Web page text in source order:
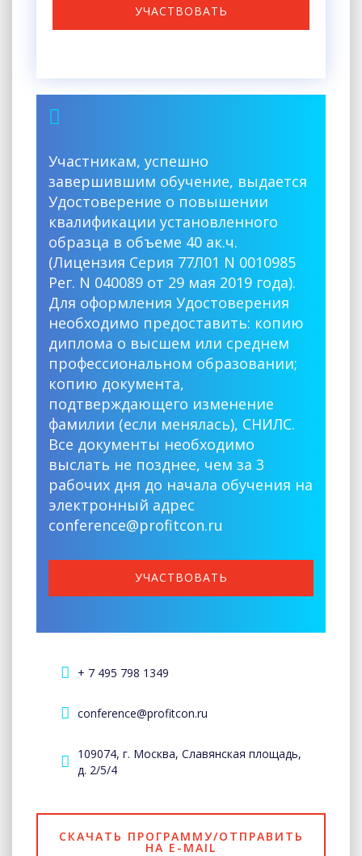
УЧАСТВОВАТЬ
Участникам, успешно
завершившим обучение, выдается
Удостоверение о повышении
квалификации установленного
образца в объеме 40 ак.ч.
(Лицензия Серия 77Л01 N 0010985
Рег. N 040089 от 29 мая 2019 года).
Для оформления Удостоверения
необходимо предоставить: копию
диплома о высшем или среднем
профессиональном образовании;
копию документа,
подтверждающего изменение
фамилии (если менялась), СНИЛС.
Все документы необходимо
выслать не позднее, чем за 3
рабочих дня до начала обучения на
электронный адрес
conference@profitcon.ru
УЧАСТВОВАТЬ
+ 7 495 798 1349
conference@profitcon.ru
109074, г. Москва, Славянская площадь,
д. 2/5/4
СКАЧАТЬ ПРОГРАММУ/ОТПРАВИТЬ
НА E-MAIL